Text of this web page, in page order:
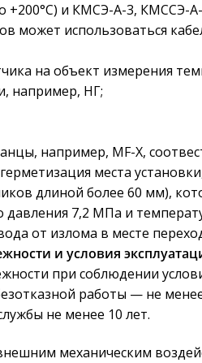
и КМСЭ-А-3, КМССЭ-А-
может использоваться
на объект измерения
например, НГ;
например, MF-Х,
герметизация места
длиной более 60 мм),
давления 7,2 МПа и
от излома в месте
и условия
при соблюдении
работы — не менее
не менее 10 лет.
механическим